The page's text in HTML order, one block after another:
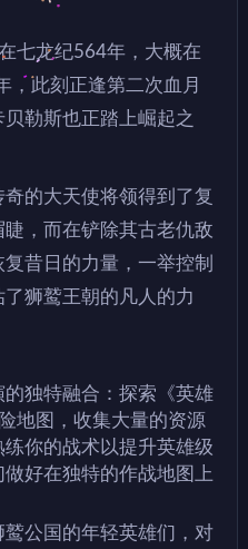
七龙纪564年，大概在
，此刻正逢第二次血月
勒斯也正踏上崛起之
的大天使将领得到了复
，而在铲除其古老仇敌
昔日的力量，一举控制
狮鹫王朝的凡人的力
的独特融合：探索《英雄
地图，收集大量的资源
你的战术以提升英雄级
好在独特的作战地图上
公国的年轻英雄们，对